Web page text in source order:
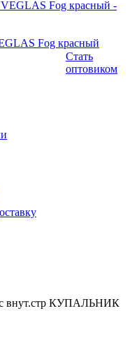
Fog красный
Стать
оптовиком
с внут.стр КУПАЛЬНИК